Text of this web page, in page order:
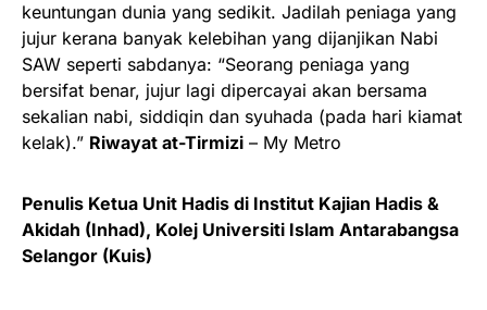
keuntungan dunia yang sedikit. Jadilah peniaga yang
jujur kerana banyak kelebihan yang dijanjikan Nabi
SAW seperti sabdanya: “Seorang peniaga yang
bersifat benar, jujur lagi dipercayai akan bersama
sekalian nabi, siddiqin dan syuhada (pada hari kiamat
kelak).” Riwayat at-Tirmizi – My Metro
Penulis Ketua Unit Hadis di Institut Kajian Hadis &
Akidah (Inhad), Kolej Universiti Islam Antarabangsa
Selangor (Kuis)